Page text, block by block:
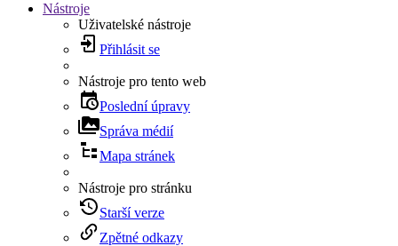
Nástroje
Uživatelské nástroje
Přihlásit se
Nástroje pro tento web
Poslední úpravy
Správa médií
Mapa stránek
Nástroje pro stránku
Starší verze
Zpětné odkazy